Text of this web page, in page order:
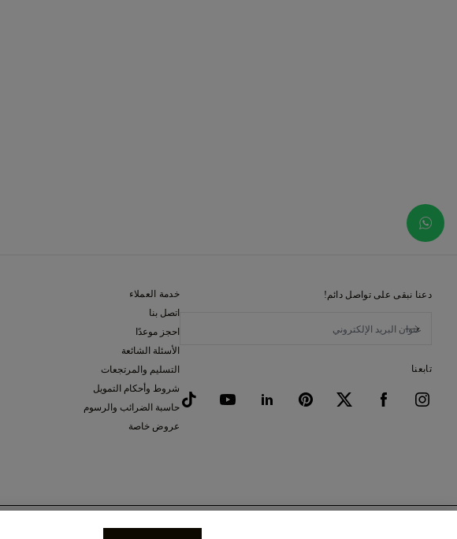
دعنا نبقى على تواصل دائم!
تابعنا
خدمة العملاء
اتصل بنا
احجز موعدًا
الأسئلة الشائعة
التسليم والمرتجعات
شروط وأحكام التمويل
حاسبة الضرائب والرسوم
عروض خاصة